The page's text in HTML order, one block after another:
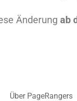
Änderung ab
Über PageRangers